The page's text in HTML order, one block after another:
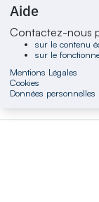
Aide
Contactez-nous
sur le contenu
sur le
Mentions Légales
Cookies
Données personnelles